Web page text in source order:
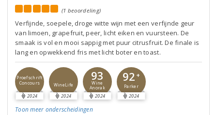
(1 beoordeling)
Verfijnde, soepele, droge witte wijn met een verfijnde geur
van limoen, grapefruit, peer, licht eiken en vuursteen. De
smaak is vol en mooi sappig met puur citrusfruit. De finale is
lang en opwekkend fris met licht boter en toast.
Proefschrift
Concours
2024
WineLife
2024
93
Wine
Anorak
2024
92 +
Parker
2024
Toon meer onderscheidingen